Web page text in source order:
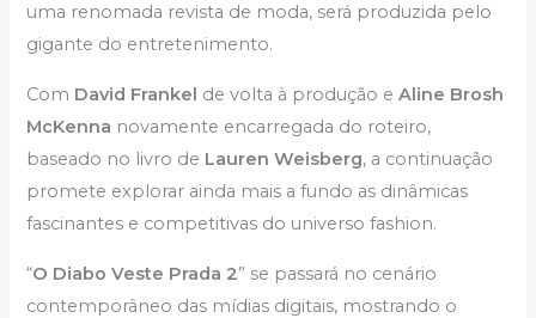
uma renomada revista de moda, será produzida pelo
gigante do entretenimento.
Com David Frankel de volta à produção e Aline Brosh
McKenna novamente encarregada do roteiro,
baseado no livro de Lauren Weisberg, a continuação
promete explorar ainda mais a fundo as dinâmicas
fascinantes e competitivas do universo fashion.
“O Diabo Veste Prada 2” se passará no cenário
contemporâneo das mídias digitais, mostrando o